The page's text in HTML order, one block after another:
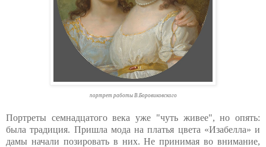
портрет работы В.Боровиковского
Портреты семнадцатого века уже "чуть живее", но опять:
была традиция. Пришла мода на платья цвета «Изабелла» и
дамы начали позировать в них. Не принимая во внимание,